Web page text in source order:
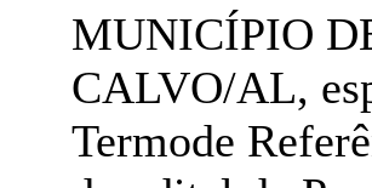
MUNICÍPIO
CALVO/AL,
Termode